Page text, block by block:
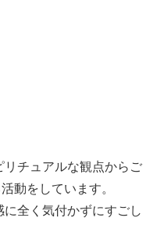
チュアルな観点からご
動をしています。
全く気付かずにすごし